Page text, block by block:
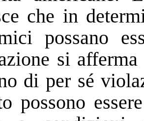
che in
possano
si
di per sé
possono